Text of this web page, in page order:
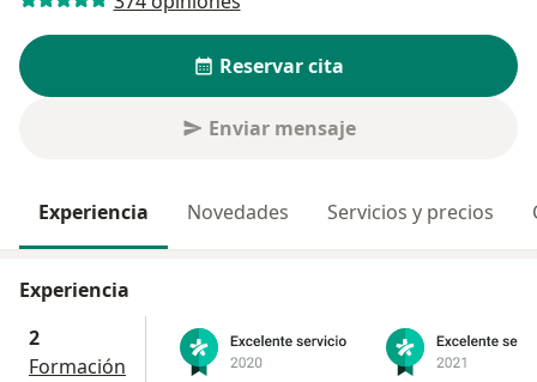
Reservar cita
Enviar mensaje
Experiencia Novedades Servicios y precios
Experiencia
2
Formación